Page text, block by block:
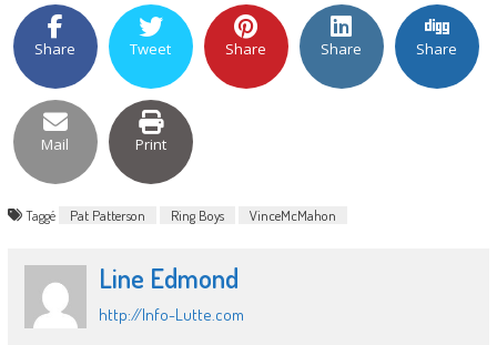
Share Tweet Share Share Share
Mail Print
Taggé Pat Patterson Ring Boys VinceMcMahon
Line Edmond
http://Info-Lutte.com